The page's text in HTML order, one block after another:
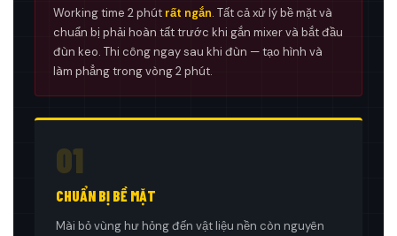
Working time 2 phút rất ngắn. Tất cả xử lý bề mặt và
chuẩn bị phải hoàn tất trước khi gắn mixer và bắt đầu
đùn keo. Thi công ngay sau khi đùn — tạo hình và
làm phẳng trong vòng 2 phút.
01
CHUẨN BỊ BỀ MẶT
Mài bỏ vùng hư hỏng đến vật liệu nền còn nguyên